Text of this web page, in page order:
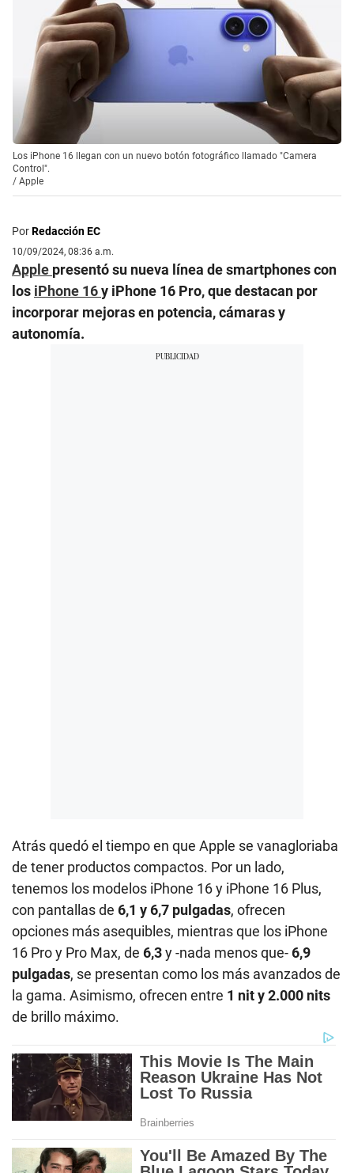
Los iPhone 16 llegan con un nuevo botón fotográfico llamado "Camera
Control".
/ Apple
PorRedacción EC
10/09/2024, 08:36 a.m.
Apple presentó su nueva línea de smartphones con
los iPhone 16y iPhone 16 Pro, que destacan por
incorporar mejoras en potencia, cámaras y
autonomía.
Atrás quedó el tiempo en que Apple se vanagloriaba
de tener productos compactos. Por un lado,
tenemos los modelos iPhone 16 y iPhone 16 Plus,
con pantallas de 6,1 y 6,7 pulgadas, ofrecen
opciones más asequibles, mientras que los iPhone
16 Pro y Pro Max, de 6,3y -nada menos que-6,9
pulgadas, se presentan como los más avanzados de
la gama. Asimismo, ofrecen entre 1 nit y 2.000 nits
de brillo máximo.